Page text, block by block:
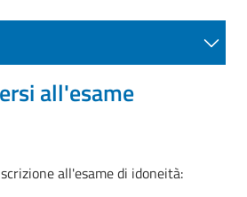
all'esame
all'esame di idoneità: